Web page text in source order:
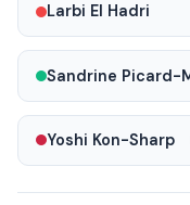
Larbi El Hadri
Yoshi Kon-Sharp